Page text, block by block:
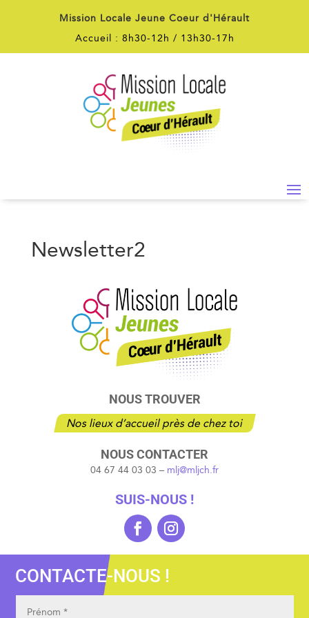
Mission Locale Jeune Coeur d'Hérault
Accueil : 8h30-12h / 13h30-17h
Newsletter2
NOUS TROUVER
Nos lieux d’accueil près de chez toi
NOUS CONTACTER
04 67 44 03 03 – mlj@mljch.fr
SUIS-NOUS !
CONTACTE-NOUS !